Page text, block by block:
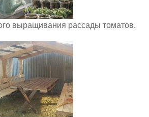
выращивания рассады томатов.